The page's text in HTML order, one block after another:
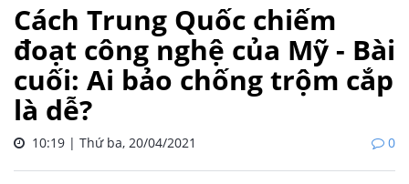
Cách Trung Quốc chiếm
đoạt công nghệ của Mỹ - Bài
cuối: Ai bảo chống trộm cắp
là dễ?
10:19 | Thứ ba, 20/04/2021 0